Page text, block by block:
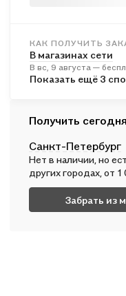
КАК ПОЛУЧИТЬ
В магазинах сети
В вс, 9 августа —
В пунктах выдачи
В пн, 10 августа — от
Почтой России
Во вт, 11 августа — от
Показать ещё 3
Получить сегодня
Санкт-Петербург
Нет в наличии, но
других городах, от 1
Забрать из